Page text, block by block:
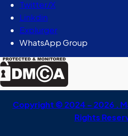
Twitter/X
Linkdin
Explurger
WhatsApp Group
Copyright © 2024 – 2026 .
Rights